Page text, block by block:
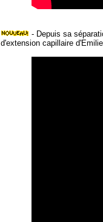
- Depuis sa
d'extension capillaire